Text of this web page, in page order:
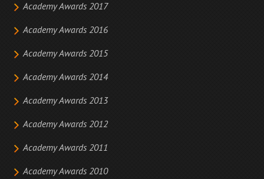
Academy Awards 2017
Academy Awards 2016
Academy Awards 2015
Academy Awards 2014
Academy Awards 2013
Academy Awards 2012
Academy Awards 2011
Academy Awards 2010